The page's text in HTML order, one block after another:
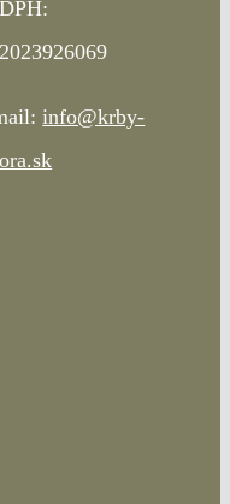
info@krby-